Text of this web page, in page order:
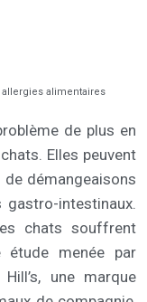
alimentaires
de plus en
Elles peuvent
démangeaisons
intestinaux.
chats souffrent
étude menée par
Hill’s, une marque